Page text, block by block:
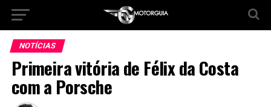
NOTÍCIAS
Primeira vitória de Félix da Costa
com a Porsche